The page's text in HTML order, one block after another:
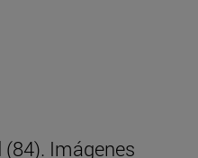
Imágenes